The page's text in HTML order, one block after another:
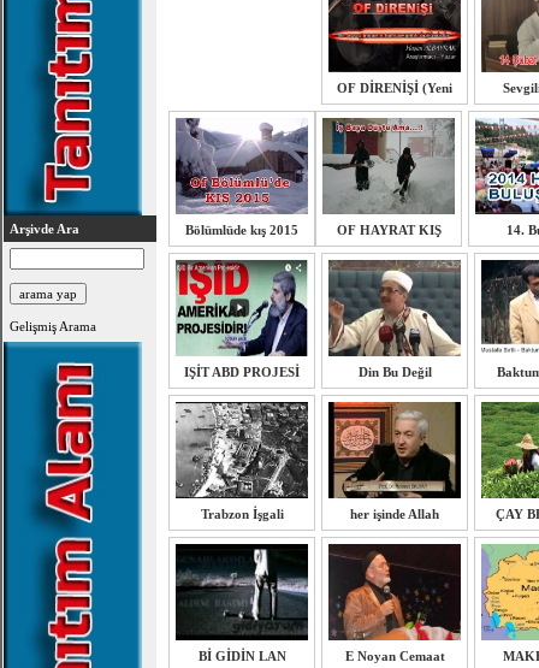
Arşivde Ara
Gelişmiş Arama
OF DİRENİŞİ (Yeni
Bölümlüde kış 2015 OF HAYRAT KIŞ 14.
IŞİT ABD PROJESİ Din Bu Değil
Trabzon İşgali her işinde Allah ÇAY
Bİ GİDİN LAN E Noyan Cemaat